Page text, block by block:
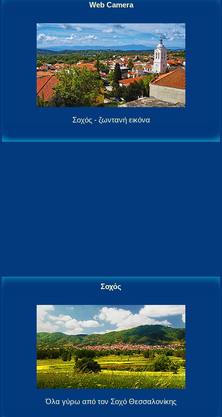
Web Camera
Σοχός - ζωντανή εικόνα
Σοχός
Όλα γύρω από τον Σοχό Θεσσαλονίκης